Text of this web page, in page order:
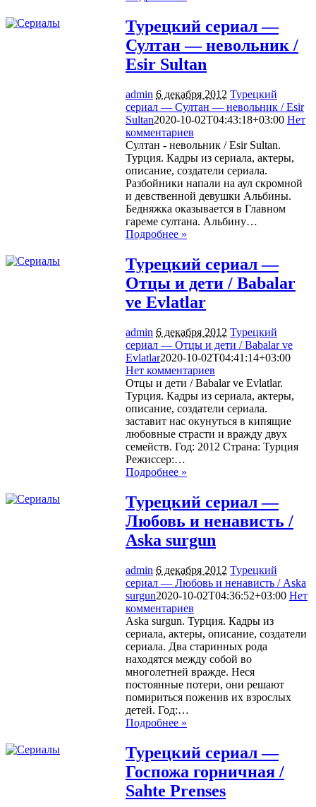
Турецкий сериал —
Султан — невольник /
Esir Sultan
admin 6 декабря 2012 Турецкий
сериал — Султан — невольник / Esir
Sultan2020-10-02T04:43:18+03:00 Нет
комментариев
Султан - невольник / Esir Sultan.
Турция. Кадры из сериала, актеры,
описание, создатели сериала.
Разбойники напали на аул скромной
и девственной девушки Альбины.
Бедняжка оказывается в Главном
гареме султана. Альбину…
Подробнее »
Турецкий сериал —
Отцы и дети / Babalar
ve Evlatlar
admin 6 декабря 2012 Турецкий
сериал — Отцы и дети / Babalar ve
Evlatlar2020-10-02T04:41:14+03:00
Нет комментариев
Отцы и дети / Babalar ve Evlatlar.
Турция. Кадры из сериала, актеры,
описание, создатели сериала.
заставит нас окунуться в кипящие
любовные страсти и вражду двух
семейств. Год: 2012 Страна: Турция
Режиссер:…
Подробнее »
Турецкий сериал —
Любовь и ненависть /
Aska surgun
admin 6 декабря 2012 Турецкий
сериал — Любовь и ненависть / Aska
surgun2020-10-02T04:36:52+03:00 Нет
комментариев
Aska surgun. Турция. Кадры из
сериала, актеры, описание, создатели
сериала. Два старинных рода
находятся между собой во
многолетней вражде. Неся
постоянные потери, они решают
помириться поженив их взрослых
детей. Год:…
Подробнее »
Турецкий сериал —
Госпожа горничная /
Sahte Prenses